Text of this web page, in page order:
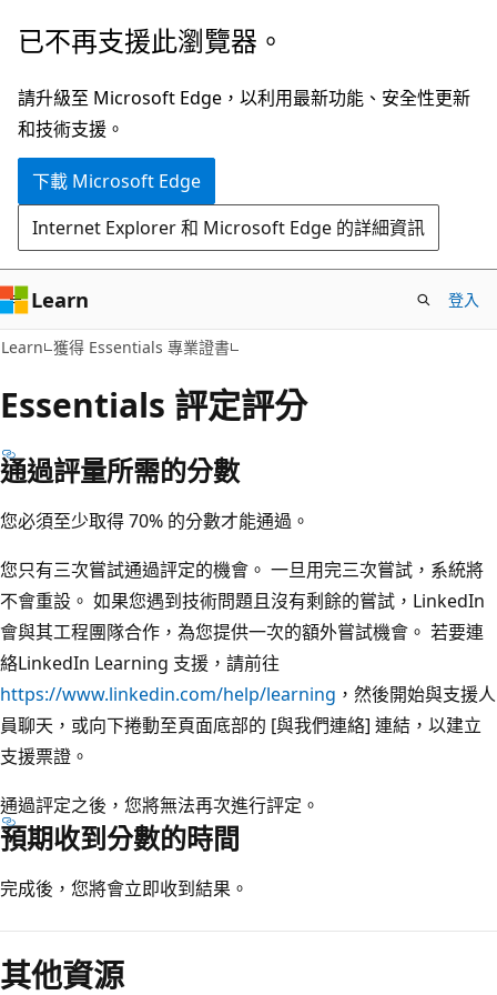
跳
主
要
內
已不再支援此瀏覽器。
請升級至 Microsoft Edge，以利用最新功能、安全性更新
和技術支援。
下載 Microsoft Edge
Internet Explorer 和 Microsoft Edge 的詳細資訊
Learn 登入
Learn 獲得 Essentials 專業證書
Essentials 評定評分
通過評量所需的分數
您必須至少取得 70% 的分數才能通過。
您只有三次嘗試通過評定的機會。 一旦用完三次嘗試，系統將
不會重設。 如果您遇到技術問題且沒有剩餘的嘗試，LinkedIn
會與其工程團隊合作，為您提供一次的額外嘗試機會。 若要連
絡LinkedIn Learning 支援，請前往
https://www.linkedin.com/help/learning ，然後開始與支援人
員聊天，或向下捲動至頁面底部的 [與我們連絡] 連結，以建立
支援票證。
通過評定之後，您將無法再次進行評定。
預期收到分數的時間
完成後，您將會立即收到結果。
模
其他資源